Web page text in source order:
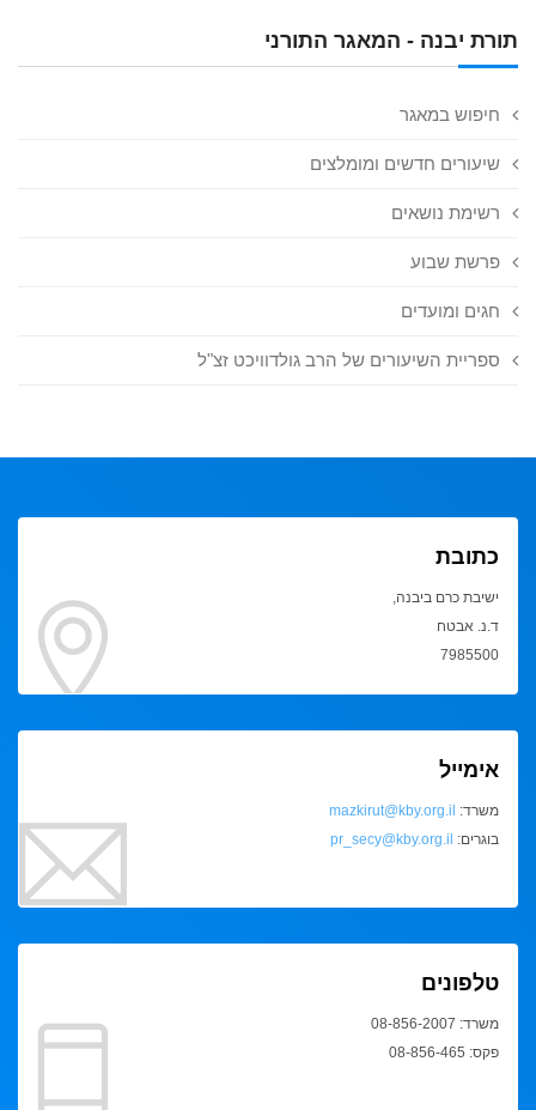
תורת יבנה - המאגר התורני
חיפוש במאגר
שיעורים חדשים ומומלצים
רשימת נושאים
פרשת שבוע
חגים ומועדים
ספריית השיעורים של הרב גולדוויכט זצ"ל
כתובת
ישיבת כרם ביבנה,
ד.נ. אבטח
7985500
אימייל
משרד: mazkirut@kby.org.il
בוגרים: pr_secy@kby.org.il
טלפונים
משרד: 08-856-2007
פקס: 08-856-465